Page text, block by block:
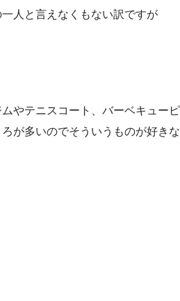
人と言えなくもない訳ですが
やテニスコート、バーベキューピ
が多いのでそういうものが好きな